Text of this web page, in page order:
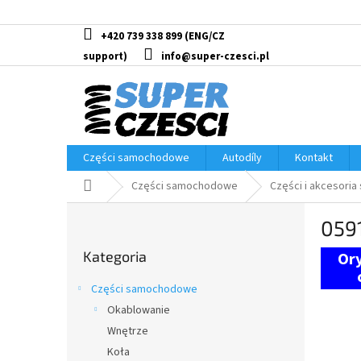
do
+420 739 338 899
info@super-czesci.pl
Części samochodowe Autodíly Kontakt
Home Części samochodowe Części i akcesoria
kategorie
Kategoria
Części samochodowe
Okablowanie
Wnętrze
Koła